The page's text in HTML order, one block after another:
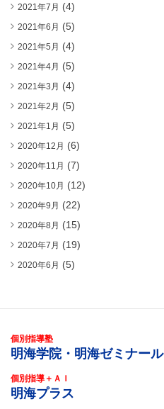
2021年7月 (4)
2021年6月 (5)
2021年5月 (4)
2021年4月 (5)
2021年3月 (4)
2021年2月 (5)
2021年1月 (5)
2020年12月 (6)
2020年11月 (7)
2020年10月 (12)
2020年9月 (22)
2020年8月 (15)
2020年7月 (19)
2020年6月 (5)
個別指導塾
明海学院・明海ゼミナール
個別指導＋ＡＩ
明海プラス